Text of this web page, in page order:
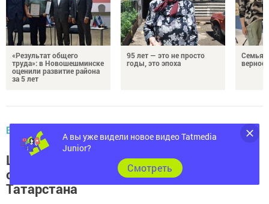
«Результат общего
труда»: в Новошешминске
оценили развитие района
за 5 лет
95 лет — это не просто
годы, это эпоха
Семья
В РЕСПУБЛИКЕ
Шамиль Садыков предложил создать
отдел молодежи в Союзе писателей
Татарстана
А вы уже видели новое видео Tatmedia
Junior?
Cмотреть